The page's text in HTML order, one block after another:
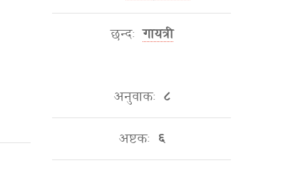
छन्दः गायत्री
अनुवाकः ८
अष्टकः ६